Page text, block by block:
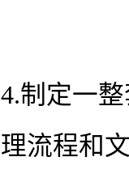
4.制定一
理流程和